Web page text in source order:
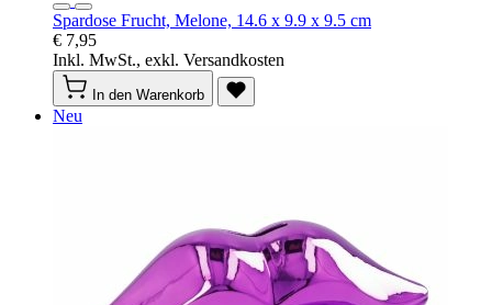
Spardose Frucht, Melone, 14.6 x 9.9 x 9.5 cm
€ 7,95
Inkl. MwSt., exkl. Versandkosten
In den Warenkorb
Neu